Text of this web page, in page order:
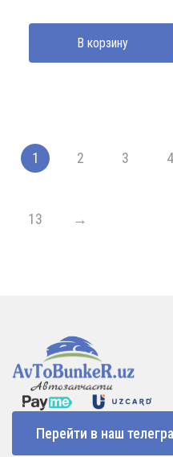
составляла
3900000 UZS.
2780000 UZS.
В корзину
1 2 3 4
13 →
Перейти в наш